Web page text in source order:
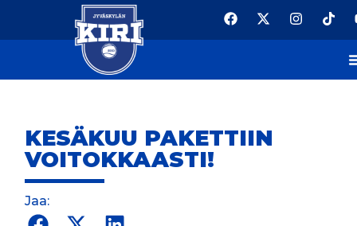
KESÄKUU PAKETTIIN
VOITOKKAASTI!
Jaa: